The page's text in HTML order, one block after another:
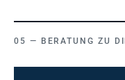
BERATUNG ZU